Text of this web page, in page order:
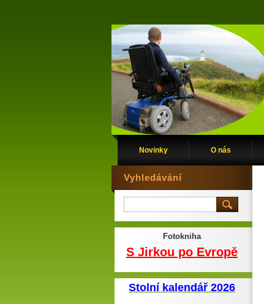
Novinky O nás
Vyhledávání
Fotokniha
S Jirkou po Evropě
Stolní kalendář 2026